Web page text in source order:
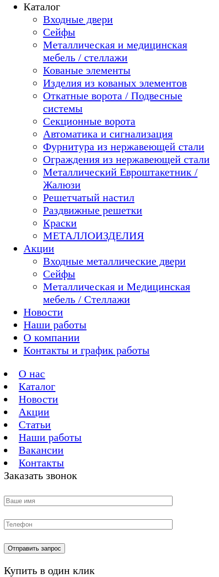
Каталог
Входные двери
Сейфы
Металлическая и медицинская
мебель / стеллажи
Кованые элементы
Изделия из кованых элементов
Откатные ворота / Подвесные
системы
Секционные ворота
Автоматика и сигнализация
Фурнитура из нержавеющей стали
Ограждения из нержавеющей стали
Металлический Евроштакетник /
Жалюзи
Решетчатый настил
Раздвижные решетки
Краски
МЕТАЛЛОИЗДЕЛИЯ
Акции
Входные металлические двери
Сейфы
Металлическая и Медицинская
мебель / Стеллажи
Новости
Наши работы
О компании
Контакты и график работы
О нас
Каталог
Новости
Акции
Статьи
Наши работы
Вакансии
Контакты
Заказать звонок
Купить в один клик